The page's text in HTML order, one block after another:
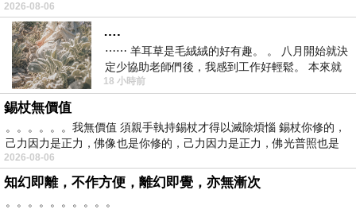
．常藉由動物故事來諷喻人性，輕鬆易懂，具文學價
值，又蘊含人生智慧。
［作者介紹］
2026-08-06
….
⋯⋯ 羊耳草是毛絨絨的好有趣。 。 八月開始就決
定少協助老師們後，我感到工作好輕鬆。 本來就
不是我的工作啊。 真
18 小時前
錫杖無價值
。。。。。。我無價值 須親手執持錫杖才得以滅除煩惱 錫杖你修的，
己力因力是正力，佛像也是你修的，己力因力是正力，佛光普照也是
2026-08-06
知幻即離，不作方便，離幻即覺，亦無漸次
。。。。。。。。。。